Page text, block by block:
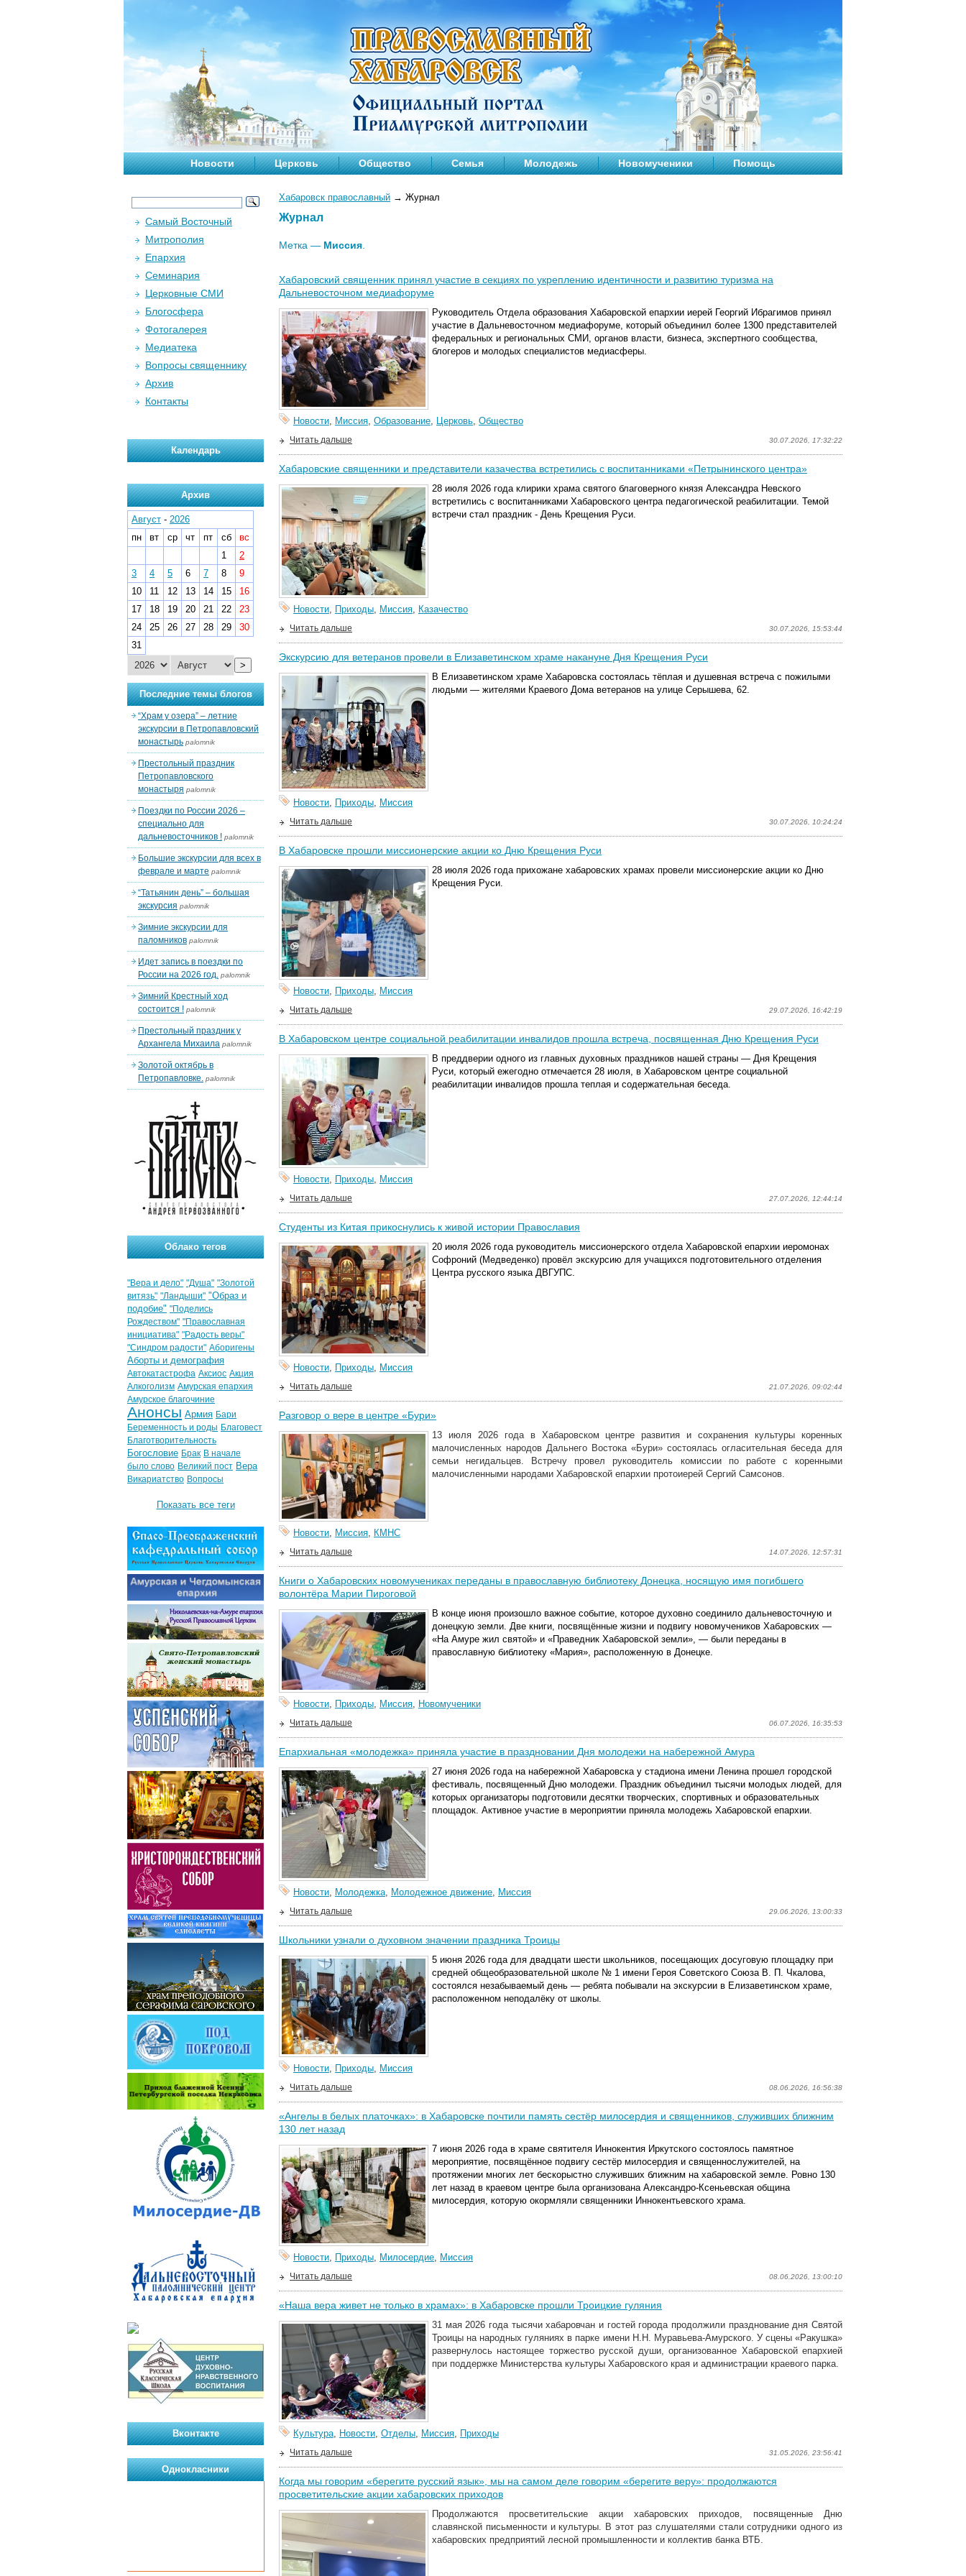
Новости Церковь Общество Семья Молодежь Новомученики Помощь
Хабаровск православный → Журнал
Журнал
Метка — Миссия
Хабаровский священник принял участие в секциях по укреплению идентичности и развитию туризма на
Дальневосточном медиафоруме
Руководитель Отдела образования Хабаровской епархии иерей Георгий Ибрагимов принял
участие в Дальневосточном медиафоруме, который объединил более 1300 представителей
федеральных и региональных СМИ, органов власти, бизнеса, экспертного сообщества,
блогеров и молодых специалистов медиасферы.
Новости, Миссия, Образование, Церковь, Общество
30.07.2026, 17:32:22
Читать дальше
Хабаровские священники и представители казачества встретились с воспитанниками «Петрынинского центра»
28 июля 2026 года клирики храма святого благоверного князя Александра Невского
встретились с воспитанниками Хабаровского центра педагогической реабилитации. Темой
встречи стал праздник - День Крещения Руси.
Новости, Приходы, Миссия, Казачество
30.07.2026, 15:53:44
Читать дальше
Экскурсию для ветеранов провели в Елизаветинском храме накануне Дня Крещения Руси
В Елизаветинском храме Хабаровска состоялась тёплая и душевная встреча с пожилыми
людьми — жителями Краевого Дома ветеранов на улице Серышева, 62.
Новости, Приходы, Миссия
30.07.2026, 10:24:24
Читать дальше
В Хабаровске прошли миссионерские акции ко Дню Крещения Руси
28 июля 2026 года прихожане хабаровских храмах провели миссионерские акции ко Дню
Крещения Руси.
Новости, Приходы, Миссия
29.07.2026, 16:42:19
Читать дальше
В Хабаровском центре социальной реабилитации инвалидов прошла встреча, посвященная Дню Крещения Руси
В преддверии одного из главных духовных праздников нашей страны — Дня Крещения
Руси, который ежегодно отмечается 28 июля, в Хабаровском центре социальной
реабилитации инвалидов прошла теплая и содержательная беседа.
Новости, Приходы, Миссия
27.07.2026, 12:44:14
Читать дальше
Студенты из Китая прикоснулись к живой истории Православия
20 июля 2026 года руководитель миссионерского отдела Хабаровской епархии иеромонах
Софроний (Медведенко) провёл экскурсию для учащихся подготовительного отделения
Центра русского языка ДВГУПС.
Новости, Приходы, Миссия
21.07.2026, 09:02:44
Читать дальше
Разговор о вере в центре «Бури»
13 июля 2026 года в Хабаровском центре развития и сохранения культуры коренных
малочисленных народов Дальнего Востока «Бури» состоялась огласительная беседа для
семьи негидальцев. Встречу провел руководитель комиссии по работе с коренными
малочисленными народами Хабаровской епархии протоиерей Сергий Самсонов.
Новости, Миссия, КМНС
14.07.2026, 12:57:31
Читать дальше
Книги о Хабаровских новомучениках переданы в православную библиотеку Донецка, носящую имя погибшего
волонтёра Марии Пироговой
В конце июня произошло важное событие, которое духовно соединило дальневосточную и
донецкую земли. Две книги, посвящённые жизни и подвигу новомучеников Хабаровских —
«На Амуре жил святой» и «Праведник Хабаровской земли», — были переданы в
православную библиотеку «Мария», расположенную в Донецке.
Новости, Приходы, Миссия, Новомученики
06.07.2026, 16:35:53
Читать дальше
Епархиальная «молодежка» приняла участие в праздновании Дня молодежи на набережной Амура
27 июня 2026 года на набережной Хабаровска у стадиона имени Ленина прошел городской
фестиваль, посвященный Дню молодежи. Праздник объединил тысячи молодых людей, для
которых организаторы подготовили десятки творческих, спортивных и образовательных
площадок. Активное участие в мероприятии приняла молодежь Хабаровской епархии.
Новости, Молодежка, Молодежное движение, Миссия
29.06.2026, 13:00:33
Читать дальше
Школьники узнали о духовном значении праздника Троицы
5 июня 2026 года для двадцати шести школьников, посещающих досуговую площадку при
средней общеобразовательной школе № 1 имени Героя Советского Союза В. П. Чкалова,
состоялся незабываемый день — ребята побывали на экскурсии в Елизаветинском храме,
расположенном неподалёку от школы.
Новости, Приходы, Миссия
08.06.2026, 16:56:38
Читать дальше
«Ангелы в белых платочках»: в Хабаровске почтили память сестёр милосердия и священников, служивших ближним
130 лет назад
7 июня 2026 года в храме святителя Иннокентия Иркутского состоялось памятное
мероприятие, посвящённое подвигу сестёр милосердия и священнослужителей, на
протяжении многих лет бескорыстно служивших ближним на хабаровской земле. Ровно 130
лет назад в краевом центре была организована Александро-Ксеньевская община
милосердия, которую окормляли священники Иннокентьевского храма.
Новости, Приходы, Милосердие, Миссия
08.06.2026, 13:00:10
Читать дальше
«Наша вера живет не только в храмах»: в Хабаровске прошли Троицкие гуляния
31 мая 2026 года тысячи хабаровчан и гостей города продолжили празднование дня Святой
Троицы на народных гуляниях в парке имени Н.Н. Муравьева-Амурского. У сцены «Ракушка»
развернулось настоящее торжество русской души, организованное Хабаровской епархией
при поддержке Министерства культуры Хабаровского края и администрации краевого парка.
Культура, Новости, Отделы, Миссия, Приходы
31.05.2026, 23:56:41
Читать дальше
Когда мы говорим «берегите русский язык», мы на самом деле говорим «берегите веру»: продолжаются
просветительские акции хабаровских приходов
Продолжаются просветительские акции хабаровских приходов, посвященные Дню
славянской письменности и культуры. В этот раз слушателями стали сотрудники одного из
хабаровских предприятий лесной промышленности и коллектив банка ВТБ.
Самый Восточный
Митрополия
Епархия
Семинария
Церковные СМИ
Блогосфера
Фотогалерея
Медиатека
Вопросы священнику
Архив
Контакты
Календарь
Архив
Август - 2026
пн
вт ср чт пт сб
вс
1
2
3
4 5 6 7 8
9
10
11 12 13 14 15
16
17
18 19 20 21 22
23
24
25 26 27 28 29
30
31
>
Последние темы блогов
“Храм у озера” – летние
экскурсии в Петропавловский
монастырь palomnik
Престольный праздник
Петропавловского
монастыря palomnik
Поездки по России 2026 –
специально для
дальневосточников ! palomnik
Большие экскурсии для всех в
феврале и марте palomnik
“Татьянин день” – большая
экскурсия palomnik
Зимние экскурсии для
паломников palomnik
Идет запись в поездки по
России на 2026 год. palomnik
Зимний Крестный ход
состоится ! palomnik
Престольный праздник у
Архангела Михаила palomnik
Золотой октябрь в
Петропавловке. palomnik
Облако тегов
"Вера и дело" "Душа" "Золотой
витязь" "Ландыши" "Образ и
подобие" "Поделись
Рождеством" "Православная
инициатива" "Радость веры"
"Синдром радости" Аборигены
Аборты и демография
Автокатастрофа Аксиос Акция
Алкоголизм Амурская епархия
Амурское благочиние
Анонсы Армия Бари
Беременность и роды Благовест
Благотворительность
Богословие Брак В начале
было слово Великий пост Вера
Викариатство Вопросы
Показать все теги
Вконтакте
Однокласники